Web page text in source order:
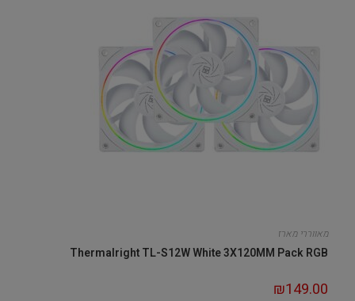
מאווררי מארז
Thermalright TL-S12W White 3X120MM Pack RGB
₪149.00